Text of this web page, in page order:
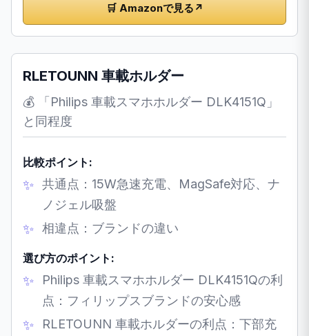
🛒 Amazonで見る ↗
RLETOUNN 車載ホルダー
💰 「Philips 車載スマホホルダー DLK4151Q」
と同程度
比較ポイント:
共通点：15W急速充電、MagSafe対応、ナ
ノジェル吸盤
相違点：ブランドの違い
選び方のポイント:
Philips 車載スマホホルダー DLK4151Qの利
点：フィリップスブランドの安心感
RLETOUNN 車載ホルダーの利点：下部充